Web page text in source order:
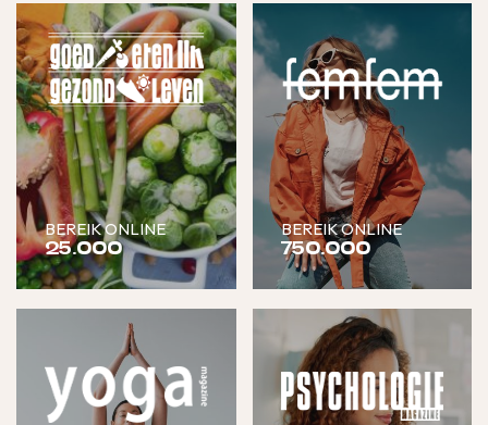
BEREIK ONLINE
25.000
BEREIK ONLINE
750.000